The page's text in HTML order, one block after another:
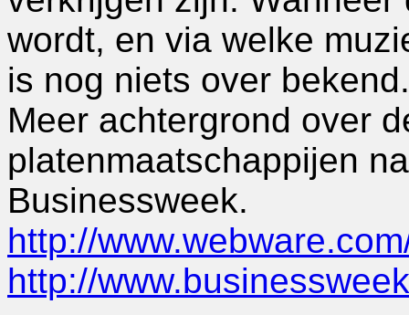
wordt, en via welke
is nog niets over bekend.
Meer achtergrond over
platenmaatschappijen
Businessweek.
http://
http://